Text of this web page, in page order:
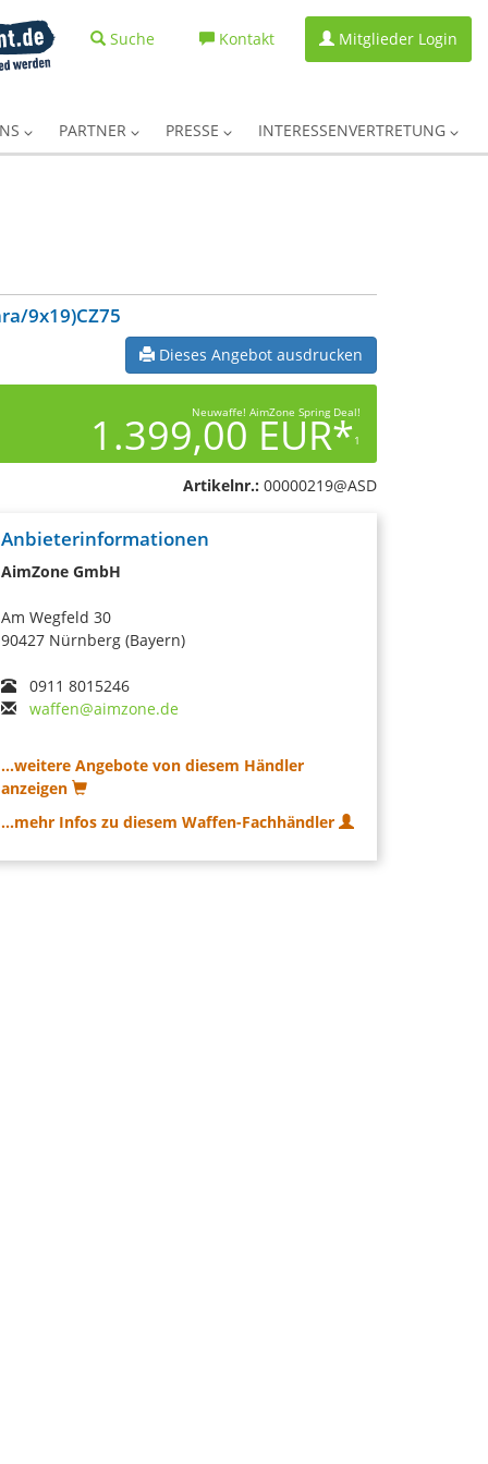
Suche Kontakt Mitglieder Login
PARTNER PRESSE INTERESSENVERTRETUNG
9x19)CZ75
Dieses Angebot ausdrucken
Neuwaffe! AimZone Spring Deal!
1.399,00 EUR*1
Artikelnr.: 00000219@ASD
Anbieterinformationen
AimZone GmbH
Am Wegfeld 30
90427 Nürnberg (Bayern)
0911 8015246
waffen@aimzone.de
...weitere Angebote von diesem Händler
anzeigen
...mehr Infos zu diesem Waffen-Fachhändler